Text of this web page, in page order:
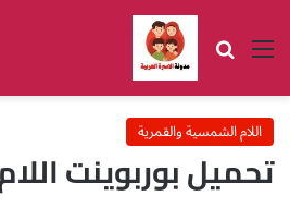
القائمة بحث عن
اللام الشمسية والقمرية
تحميل بوربوينت